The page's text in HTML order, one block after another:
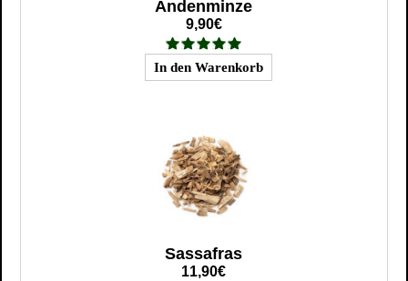
Andenminze
9,90€
Sassafras
11,90€